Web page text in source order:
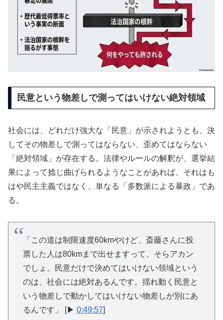
民意という物差しで測ってはいけない絶対領域
社会には、どれだけ強大な「民意」が示されようとも、決
してその物差しで測ってはならない、歪めてはならない
「絶対領域」が存在する。法律やルールの解釈が、選挙結
果によって捻じ曲げられるようなことがあれば、それはも
はや民主主義ではなく、単なる「多数派による暴政」であ
る。
「この道は制限速度60kmやけど、斎藤さんに投
票した人は80kmまで出せますって、そらアカン
でしょ。民意だけで決めてはいけない領域という
のは、社会には絶対あるんです。揺れ動く民意と
いう物差しで動かしてはいけない物差しが別にあ
るんです」 [▶ 0:49:57]